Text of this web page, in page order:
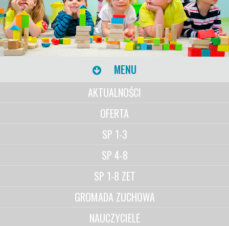
MENU
AKTUALNOŚCI
OFERTA
SP 1-3
SP 4-8
SP 1-8 ZET
GROMADA ZUCHOWA
NAUCZYCIELE